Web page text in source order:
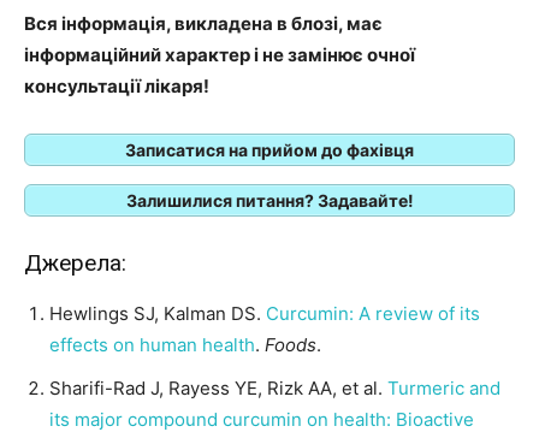
Вся інформація, викладена в блозі, має
інформаційний характер і не замінює очної
консультації лікаря!
Записатися на прийом до фахівця
Залишилися питання? Задавайте!
Джерела:
Hewlings SJ, Kalman DS. Curcumin: A review of its
effects on human health. Foods.
Sharifi-Rad J, Rayess YE, Rizk AA, et al. Turmeric and
its major compound curcumin on health: Bioactive